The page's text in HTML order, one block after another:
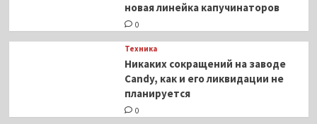
новая линейка капучинаторов
0
Техника
Никаких сокращений на заводе
Candy, как и его ликвидации не
планируется
0